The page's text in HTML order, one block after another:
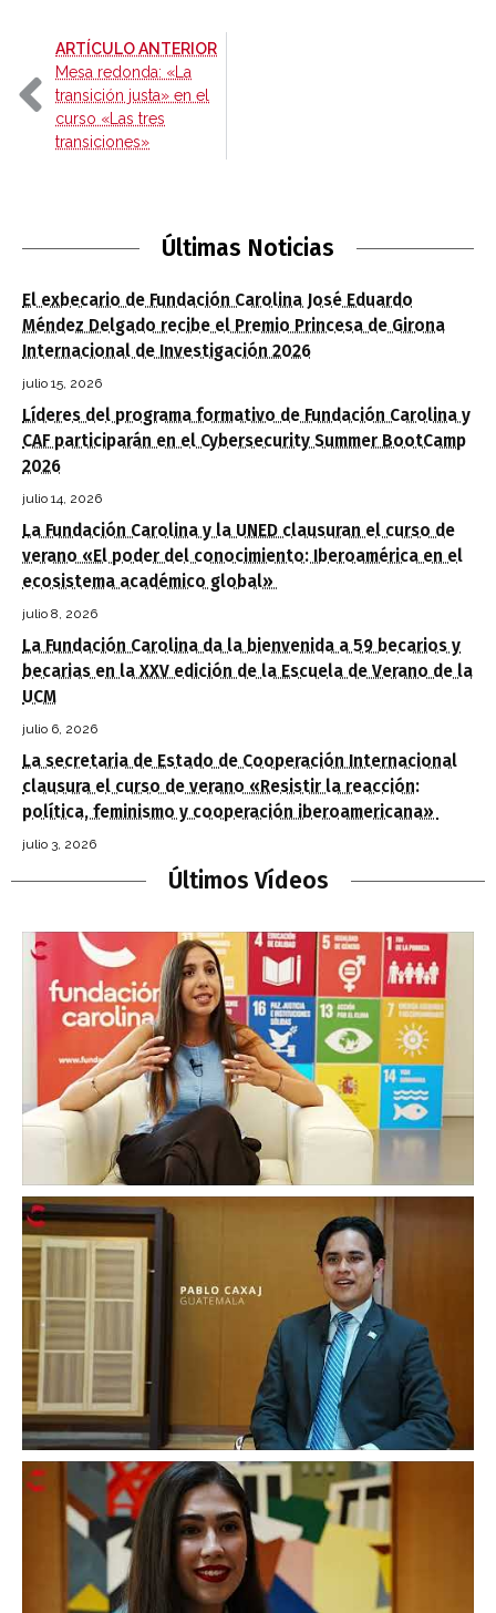
ARTÍCULO ANTERIOR-
Mesa redonda: «La
transición justa» en el
curso «Las tres
transiciones»
Últimas Noticias
El exbecario de Fundación Carolina José Eduardo
Méndez Delgado recibe el Premio Princesa de Girona
Internacional de Investigación 2026
julio 15, 2026
Líderes del programa formativo de Fundación Carolina y
CAF participarán en el Cybersecurity Summer BootCamp
2026
julio 14, 2026
La Fundación Carolina y la UNED clausuran el curso de
verano «El poder del conocimiento: Iberoamérica en el
ecosistema académico global»
julio 8, 2026
La Fundación Carolina da la bienvenida a 59 becarios y
becarias en la XXV edición de la Escuela de Verano de la
UCM
julio 6, 2026
La secretaria de Estado de Cooperación Internacional
clausura el curso de verano «Resistir la reacción:
política, feminismo y cooperación iberoamericana»
julio 3, 2026
Últimos Vídeos